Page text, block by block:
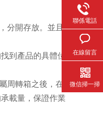
分開存放。並且
到產品的具體位
周轉箱之後，在
載量，保證作業
聯係電話
在線留言
微信掃一掃